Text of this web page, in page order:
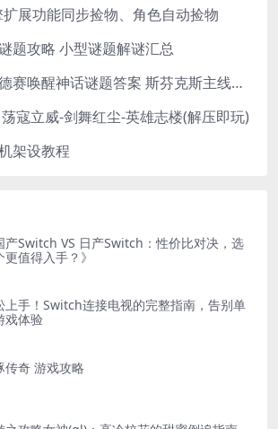
扩展功能同步捡物、角色自动捡物
题攻略 小型谜题解谜汇总
刺客信条奥德赛唤醒神话谜题答案 斯芬克斯主线攻略
寇立威-剑舞红尘-英雄志楼(解压即玩)
架设教程
产Switch VS 日产Switch：性价比对决，选
更值得入手？》
上手！Switch连接电视的完整指南，告别单
戏体验
传奇 游戏攻略